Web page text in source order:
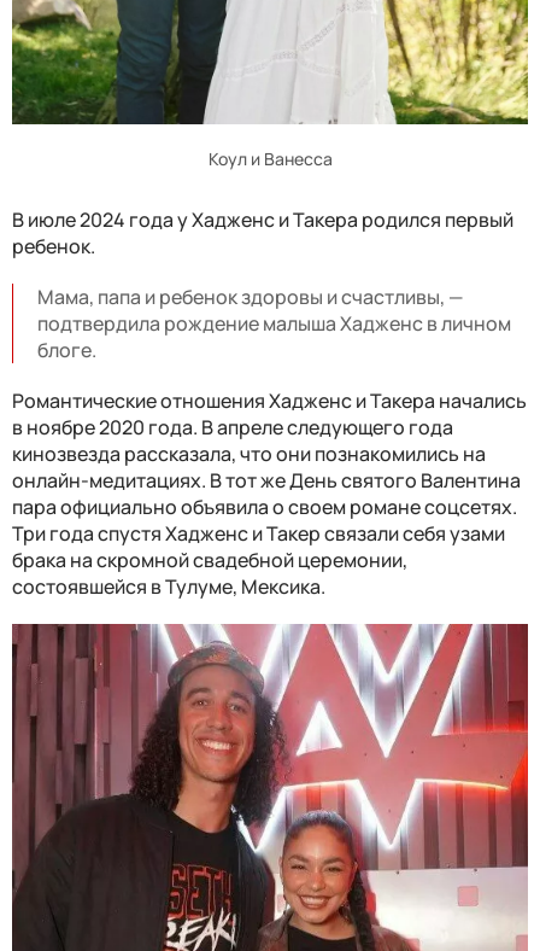
Коул и Ванесса
В июле 2024 года у Хадженс и Такера родился первый
ребенок.
Мама, папа и ребенок здоровы и счастливы, —
подтвердила рождение малыша Хадженс в личном
блоге.
Романтические отношения Хадженс и Такера начались
в ноябре 2020 года. В апреле следующего года
кинозвезда рассказала, что они познакомились на
онлайн-медитациях. В тот же День святого Валентина
пара официально объявила о своем романе соцсетях.
Три года спустя Хадженс и Такер связали себя узами
брака на скромной свадебной церемонии,
состоявшейся в Тулуме, Мексика.